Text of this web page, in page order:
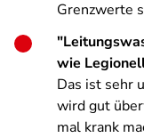
Grenzwerte
wie
Das ist sehr
wird gut
mal krank